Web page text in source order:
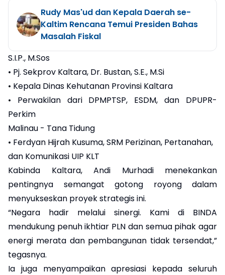
Rudy Mas'ud dan Kepala Daerah se-
Kaltim Rencana Temui Presiden Bahas
Masalah Fiskal
S.I.P., M.Sos
• Pj. Sekprov Kaltara, Dr. Bustan, S.E., M.Si
• Kepala Dinas Kehutanan Provinsi Kaltara
• Perwakilan dari DPMPTSP, ESDM, dan DPUPR-
Perkim
Malinau - Tana Tidung
• Ferdyan Hijrah Kusuma, SRM Perizinan, Pertanahan,
dan Komunikasi UIP KLT
Kabinda Kaltara, Andi Murhadi menekankan
pentingnya semangat gotong royong dalam
menyukseskan proyek strategis ini.
“Negara hadir melalui sinergi. Kami di BINDA
mendukung penuh ikhtiar PLN dan semua pihak agar
energi merata dan pembangunan tidak tersendat,”
tegasnya.
Ia juga menyampaikan apresiasi kepada seluruh